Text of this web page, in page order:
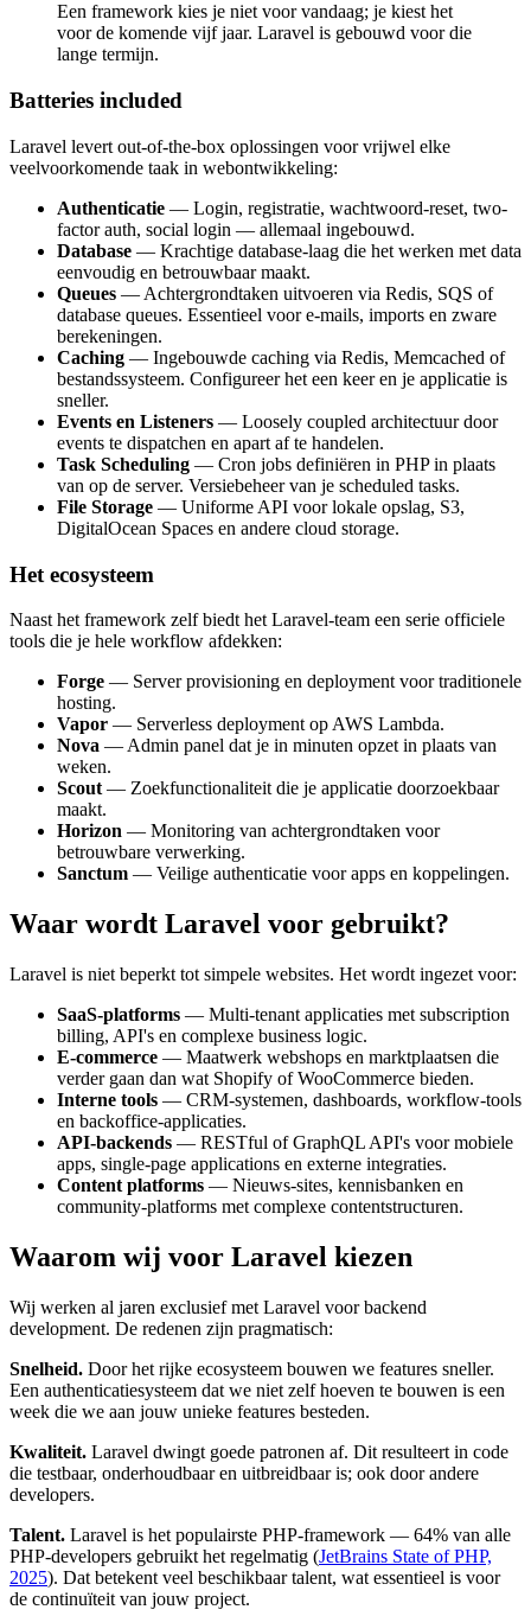
Een framework kies je niet voor vandaag; je kiest het
voor de komende vijf jaar. Laravel is gebouwd voor die
lange termijn.
Batteries included
Laravel levert out-of-the-box oplossingen voor vrijwel elke
veelvoorkomende taak in webontwikkeling:
Authenticatie — Login, registratie, wachtwoord-reset, two-
factor auth, social login — allemaal ingebouwd.
Database — Krachtige database-laag die het werken met data
eenvoudig en betrouwbaar maakt.
Queues — Achtergrondtaken uitvoeren via Redis, SQS of
database queues. Essentieel voor e-mails, imports en zware
berekeningen.
Caching — Ingebouwde caching via Redis, Memcached of
bestandssysteem. Configureer het een keer en je applicatie is
sneller.
Events en Listeners — Loosely coupled architectuur door
events te dispatchen en apart af te handelen.
Task Scheduling — Cron jobs definiëren in PHP in plaats
van op de server. Versiebeheer van je scheduled tasks.
File Storage — Uniforme API voor lokale opslag, S3,
DigitalOcean Spaces en andere cloud storage.
Het ecosysteem
Naast het framework zelf biedt het Laravel-team een serie officiele
tools die je hele workflow afdekken:
Forge — Server provisioning en deployment voor traditionele
hosting.
Vapor — Serverless deployment op AWS Lambda.
Nova — Admin panel dat je in minuten opzet in plaats van
weken.
Scout — Zoekfunctionaliteit die je applicatie doorzoekbaar
maakt.
Horizon — Monitoring van achtergrondtaken voor
betrouwbare verwerking.
Sanctum — Veilige authenticatie voor apps en koppelingen.
Waar wordt Laravel voor gebruikt?
Laravel is niet beperkt tot simpele websites. Het wordt ingezet voor:
SaaS-platforms — Multi-tenant applicaties met subscription
billing, API's en complexe business logic.
E-commerce — Maatwerk webshops en marktplaatsen die
verder gaan dan wat Shopify of WooCommerce bieden.
Interne tools — CRM-systemen, dashboards, workflow-tools
en backoffice-applicaties.
API-backends — RESTful of GraphQL API's voor mobiele
apps, single-page applications en externe integraties.
Content platforms — Nieuws-sites, kennisbanken en
community-platforms met complexe contentstructuren.
Waarom wij voor Laravel kiezen
Wij werken al jaren exclusief met Laravel voor backend
development. De redenen zijn pragmatisch:
Snelheid. Door het rijke ecosysteem bouwen we features sneller.
Een authenticatiesysteem dat we niet zelf hoeven te bouwen is een
week die we aan jouw unieke features besteden.
Kwaliteit. Laravel dwingt goede patronen af. Dit resulteert in code
die testbaar, onderhoudbaar en uitbreidbaar is; ook door andere
developers.
Talent. Laravel is het populairste PHP-framework — 64% van alle
PHP-developers gebruikt het regelmatig (JetBrains State of PHP,
2025). Dat betekent veel beschikbaar talent, wat essentieel is voor
de continuïteit van jouw project.